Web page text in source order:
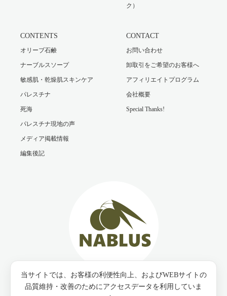
ク）
CONTENTS
オリーブ石鹸
ナーブルスソープ
敏感肌・乾燥肌スキンケア
パレスチナ
死海
パレスチナ現地の声
メディア掲載情報
編集後記
CONTACT
お問い合わせ
卸取引をご希望のお客様へ
アフィリエイトプログラム
会社概要
Special Thanks!
TwitterFacebookInstagram
当サイトでは、お客様の利便性向上、およびWEBサイトの
品質維持・改善のためにアクセスデータを利用していま